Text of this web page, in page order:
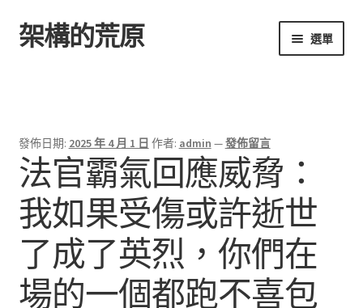
跳
至
跳
至
架構的荒原 選單
發佈日期: 2025 年 4 月 1 日 作者: admin —發佈留言
法官霸氣回應威脅：
我如果受傷或許逝世
了成了英烈，你們在
場的一個都跑不喜包